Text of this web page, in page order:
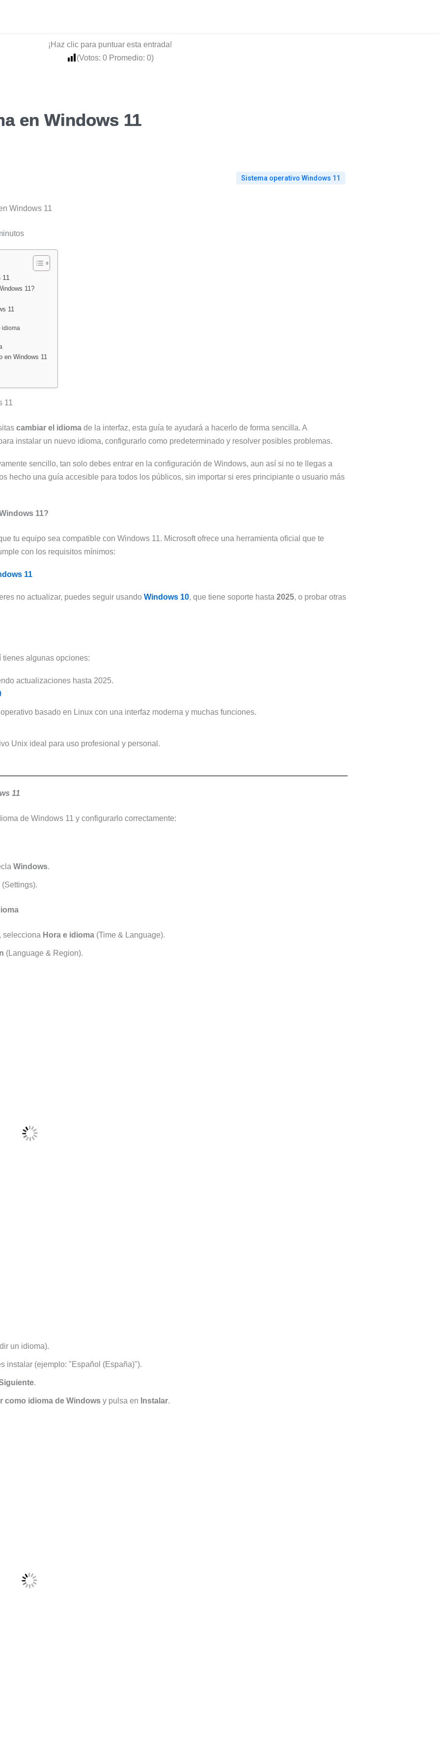
¡Haz clic para puntuar esta entrada!
(Votos: 0Promedio: 0)
en Windows 11
Sistema operativo Windows 11
Windows 11
11?
11
idioma
en Windows 11
11
cambiar el idioma de la interfaz, esta guía te ayudará a hacerlo de forma sencilla. A
instalar un nuevo idioma, configurarlo como predeterminado y resolver posibles problemas.
sencillo, tan solo debes entrar en la configuración de Windows, aun así si no te llegas a
hecho una guía accesible para todos los públicos, sin importar si eres principiante o usuario más
11?
tu equipo sea compatible con Windows 11. Microsoft ofrece una herramienta oficial que te
con los requisitos mínimos:
11
no actualizar, puedes seguir usando Windows 10, que tiene soporte hasta 2025, o probar otras
algunas opciones:
actualizaciones hasta 2025.
basado en Linux con una interfaz moderna y muchas funciones.
Unix ideal para uso profesional y personal.
11
de Windows 11 y configurarlo correctamente:
Windows.
(Settings).
selecciona Hora e idioma (Time & Language).
(Language & Region).
un idioma).
instalar (ejemplo: "Español (España)").
.
como idioma de Windows y pulsa en Instalar.